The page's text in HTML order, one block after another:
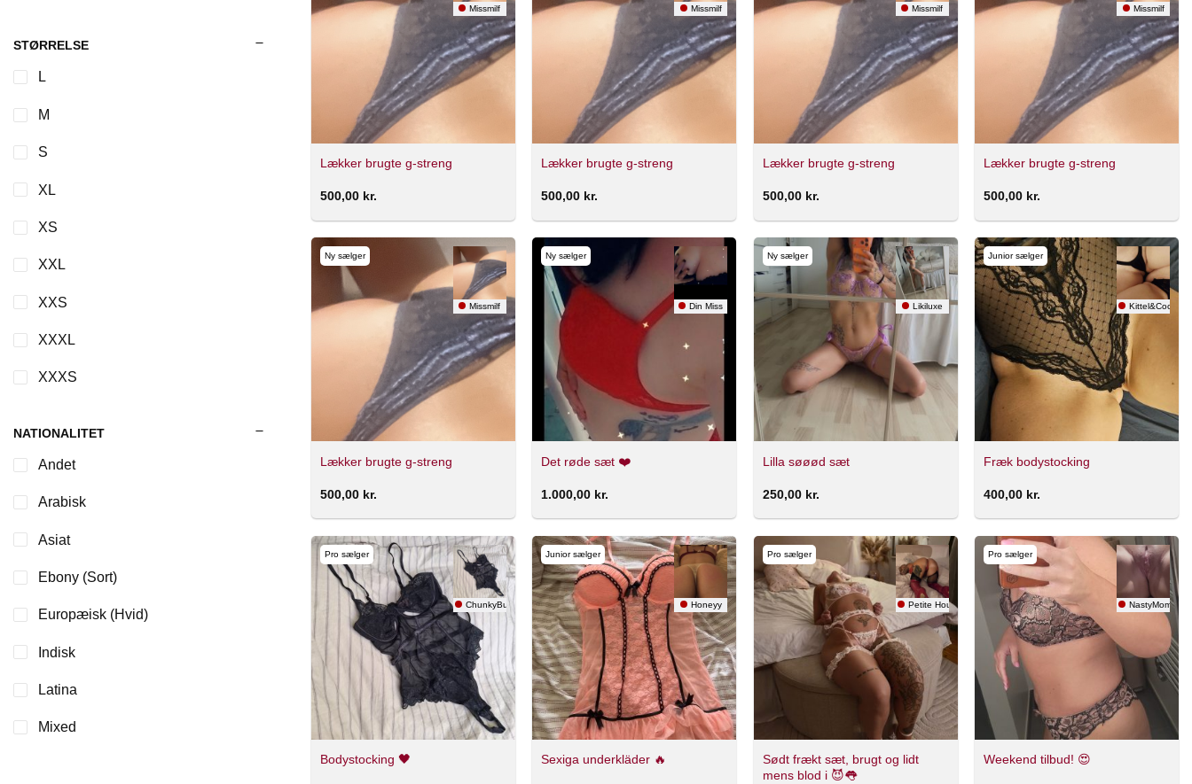
STØRRELSE
L
M
S
XL
XS
XXL
XXS
XXXL
XXXS
NATIONALITET
Andet
Arabisk
Asiat
Ebony (Sort)
Europæisk (Hvid)
Indisk
Latina
Mixed
Missmilf
Lækker brugte g-streng
500,00 kr.
Missmilf
Lækker brugte g-streng
500,00 kr.
Missmilf
Lækker brugte g-streng
500,00 kr.
Missmilf
Lækker brugte g-streng
500,00 kr.
Ny sælger
Missmilf
Lækker brugte g-streng
500,00 kr.
Ny sælger
Din Miss
Det røde sæt ❤️
1.000,00 kr.
Ny sælger
Likiluxe
Lilla søøød sæt
250,00 kr.
Junior sælger
Kittel&Cocktail
Fræk bodystocking
400,00 kr.
Pro sælger
ChunkyButt
Bodystocking 🖤
Junior sælger
Honeyy
Sexiga underkläder 🔥
Pro sælger
Petite Housewife
Sødt frækt sæt, brugt og lidt
mens blod i 😈👅
Pro sælger
NastyMommy
Weekend tilbud! 😍